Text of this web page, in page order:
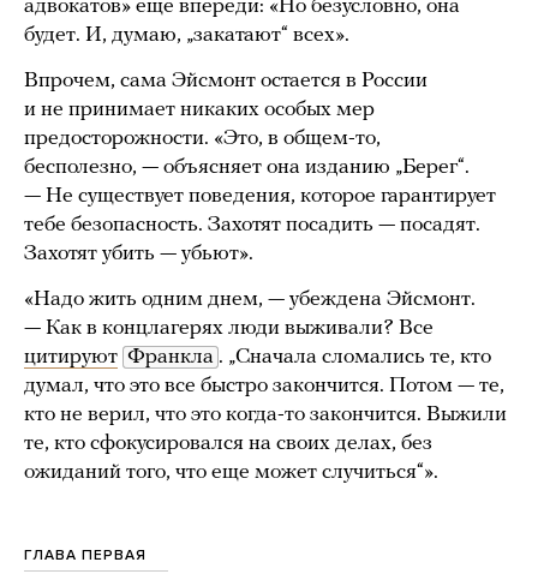
адвокатов» еще впереди: «Но безусловно, она
будет. И, думаю, „закатают“ всех».
Впрочем, сама Эйсмонт остается в России
и не принимает никаких особых мер
предосторожности. «Это, в общем-то,
бесполезно, — объясняет она изданию „Берег“.
— Не существует поведения, которое гарантирует
тебе безопасность. Захотят посадить — посадят.
Захотят убить — убьют».
«Надо жить одним днем, — убеждена Эйсмонт.
— Как в концлагерях люди выживали? Все
цитируют Франкла . „Сначала сломались те, кто
думал, что это все быстро закончится. Потом — те,
кто не верил, что это когда-то закончится. Выжили
те, кто сфокусировался на своих делах, без
ожиданий того, что еще может случиться“».
ГЛАВА ПЕРВАЯ